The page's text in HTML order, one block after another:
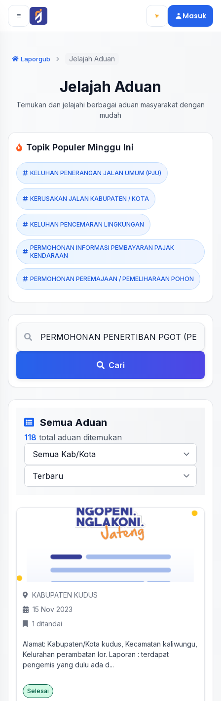
Langsung ke konten utama
Langsung ke navigasi
Masuk
Laporgub Jelajah Aduan
Jelajah Aduan
Temukan dan jelajahi berbagai aduan masyarakat dengan
mudah
Topik Populer Minggu Ini
KELUHAN PENERANGAN JALAN UMUM (PJU)
KERUSAKAN JALAN KABUPATEN / KOTA
KELUHAN PENCEMARAN LINGKUNGAN
PERMOHONAN INFORMASI PEMBAYARAN PAJAK
KENDARAAN
PERMOHONAN PEREMAJAAN / PEMELIHARAAN POHON
Cari
Semua Aduan
118 total aduan ditemukan
KABUPATEN KUDUS
15 Nov 2023
1 ditandai
Alamat: Kabupaten/Kota kudus, Kecamatan kaliwungu,
Kelurahan perambatan lor. Laporan : terdapat
pengemis yang dulu ada d...
Selesai